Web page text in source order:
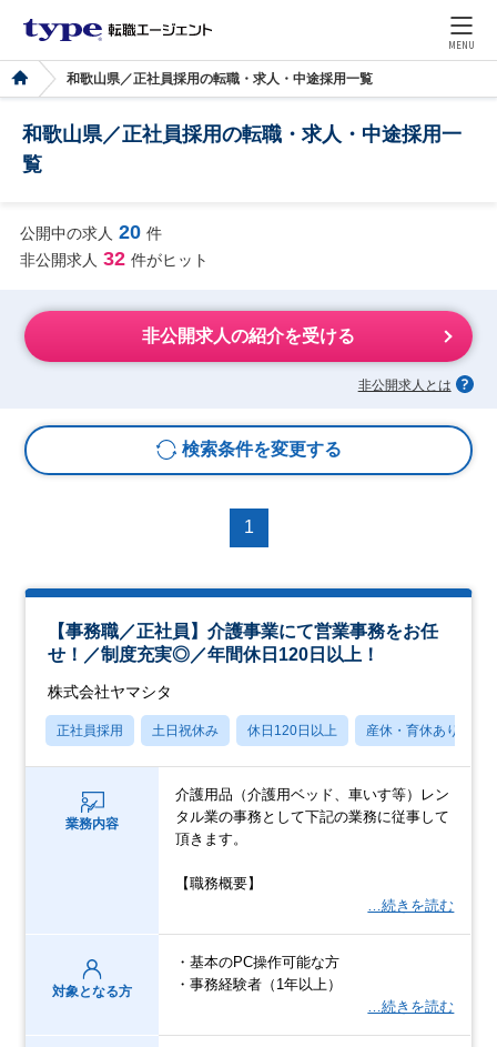
MENU
和歌山県／正社員採用の転職・求人・中途採用一覧
和歌山県／正社員採用の転職・求人・中途採用一
覧
公開中の求人 20 件
非公開求人 32 件がヒット
非公開求人の紹介を受ける
非公開求人とは
検索条件を変更する
1
【事務職／正社員】介護事業にて営業事務をお任
せ！／制度充実◎／年間休日120日以上！
株式会社ヤマシタ
正社員採用 土日祝休み 休日120日以上 産休・育休あり
業務内容
介護用品（介護用ベッド、車いす等）レン
タル業の事務として下記の業務に従事して
頂きます。
【職務概要】
…続きを読む
対象となる方
・基本のPC操作可能な方
・事務経験者（1年以上）
…続きを読む